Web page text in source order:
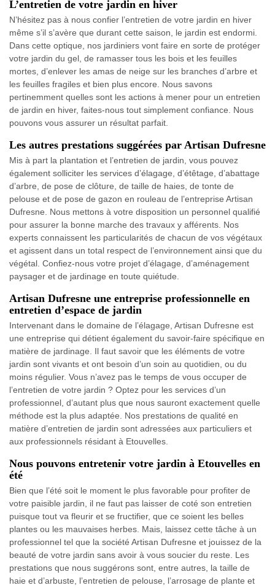
L’entretien de votre jardin en hiver
N’hésitez pas à nous confier l’entretien de votre jardin en hiver
même s’il s’avère que durant cette saison, le jardin est endormi.
Dans cette optique, nos jardiniers vont faire en sorte de protéger
votre jardin du gel, de ramasser tous les bois et les feuilles
mortes, d’enlever les amas de neige sur les branches d’arbre et
les feuilles fragiles et bien plus encore. Nous savons
pertinemment quelles sont les actions à mener pour un entretien
de jardin en hiver, faites-nous tout simplement confiance. Nous
pouvons vous assurer un résultat parfait.
Les autres prestations suggérées par Artisan Dufresne
Mis à part la plantation et l’entretien de jardin, vous pouvez
également solliciter les services d’élagage, d’étêtage, d’abattage
d’arbre, de pose de clôture, de taille de haies, de tonte de
pelouse et de pose de gazon en rouleau de l’entreprise Artisan
Dufresne. Nous mettons à votre disposition un personnel qualifié
pour assurer la bonne marche des travaux y afférents. Nos
experts connaissent les particularités de chacun de vos végétaux
et agissent dans un total respect de l’environnement ainsi que du
végétal. Confiez-nous votre projet d’élagage, d’aménagement
paysager et de jardinage en toute quiétude.
Artisan Dufresne une entreprise professionnelle en
entretien d’espace de jardin
Intervenant dans le domaine de l’élagage, Artisan Dufresne est
une entreprise qui détient également du savoir-faire spécifique en
matière de jardinage. Il faut savoir que les éléments de votre
jardin sont vivants et ont besoin d’un soin au quotidien, ou du
moins régulier. Vous n’avez pas le temps de vous occuper de
l’entretien de votre jardin ? Optez pour les services d’un
professionnel, d’autant plus que nous sauront exactement quelle
méthode est la plus adaptée. Nos prestations de qualité en
matière d’entretien de jardin sont adressées aux particuliers et
aux professionnels résidant à Etouvelles.
Nous pouvons entretenir votre jardin à Etouvelles en
été
Bien que l’été soit le moment le plus favorable pour profiter de
votre paisible jardin, il ne faut pas laisser de coté son entretien
puisque tout va fleurir et se fructifier, que ce soient les belles
plantes ou les mauvaises herbes. Mais, laissez cette tâche à un
professionnel tel que la société Artisan Dufresne et jouissez de la
beauté de votre jardin sans avoir à vous soucier du reste. Les
prestations que nous suggérons sont, entre autres, la taille de
haie et d’arbuste, l’entretien de pelouse, l’arrosage de plante et